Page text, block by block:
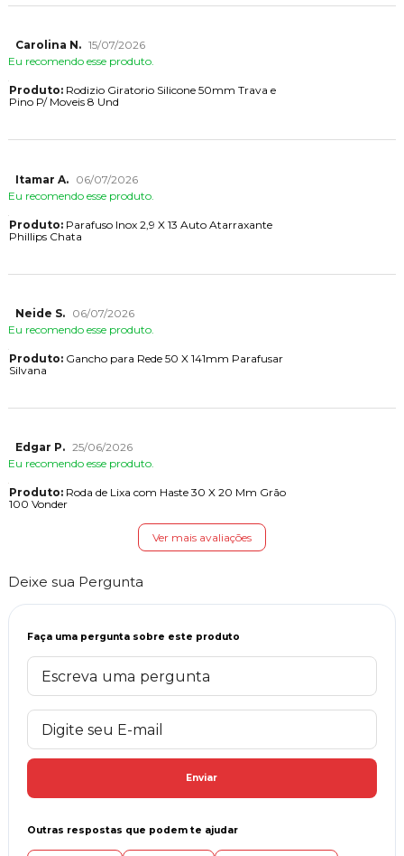
Carolina N. 15/07/2026
Eu recomendo esse produto.
Produto:Rodizio Giratorio Silicone 50mm Trava e
Pino P/ Moveis 8 Und
Itamar A.
06/07/2026
Eu recomendo esse produto.
Produto:Parafuso Inox 2,9 X 13 Auto Atarraxante
Phillips Chata
Neide S.
06/07/2026
Eu recomendo esse produto.
Produto:Gancho para Rede 50 X 141mm Parafusar
Silvana
Edgar P. 25/06/2026
Eu recomendo esse produto.
Produto:Roda de Lixa com Haste 30 X 20 Mm Grão
100 Vonder
Ver mais avaliações
Deixe sua Pergunta
Faça uma pergunta sobre este produto
Enviar
Outras respostas que podem te ajudar